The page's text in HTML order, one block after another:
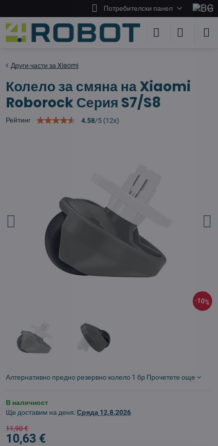
Потребителски панел
10%
Други части за Xiaomi
Колело за смяна на Xiaomi
Roborock Серия S7/S8
Рейтинг 4.58/5 (12x)
Алтернативно предно резервно колело 1 бр Прочетете още
В наличност
Ще доставим на деня:Сряда 12.8.2026
11,90 €
10,63 €